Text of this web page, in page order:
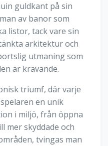
guldkant på sin
av banor som
listor, tack vare sin
arkitektur och
utmaning som
är krävande.
triumf, där varje
en unik
i miljö, från öppna
mer skyddade och
tvingas man